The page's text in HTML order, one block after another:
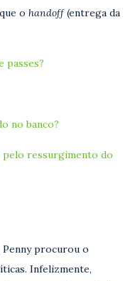
o handoff(entrega da
passes?
no banco?
pelo ressurgimento do
Penny procurou o
Infelizmente,